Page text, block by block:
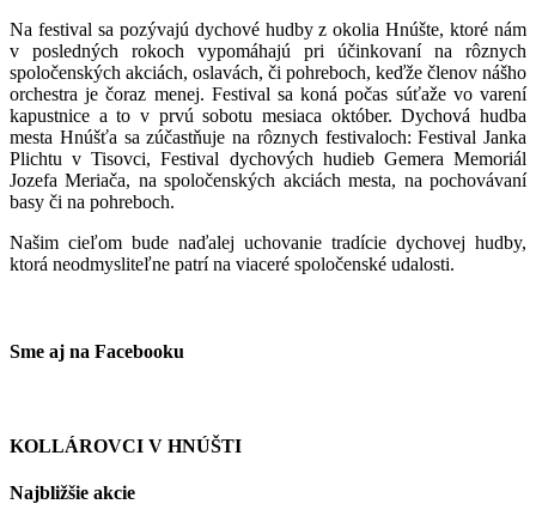
Na festival sa pozývajú dychové hudby z okolia Hnúšte, ktoré nám
v posledných rokoch vypomáhajú pri účinkovaní na rôznych
spoločenských akciách, oslavách, či pohreboch, keďže členov nášho
orchestra je čoraz menej. Festival sa koná počas súťaže vo varení
kapustnice a to v prvú sobotu mesiaca október. Dychová hudba
mesta Hnúšťa sa zúčastňuje na rôznych festivaloch: Festival Janka
Plichtu v Tisovci, Festival dychových hudieb Gemera Memoriál
Jozefa Meriača, na spoločenských akciách mesta, na pochovávaní
basy či na pohreboch.
Našim cieľom bude naďalej uchovanie tradície dychovej hudby,
ktorá neodmysliteľne patrí na viaceré spoločenské udalosti.
Sme aj na Facebooku
KOLLÁROVCI V HNÚŠTI
Najbližšie akcie